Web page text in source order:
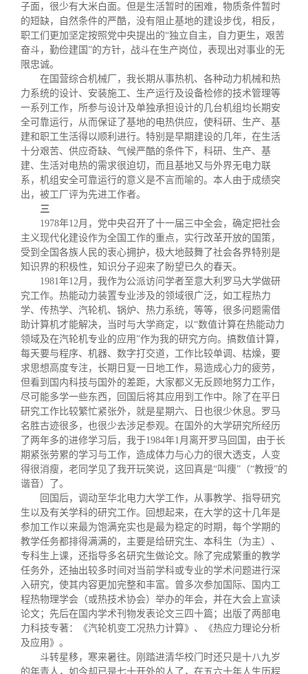
子面，很少有大米白面。但是生活暂时的困难，物质条件暂时
的短缺，自然条件的严酷，没有阻止基地的建设步伐，相反，
职工们更加坚定按照党中央提出的“独立自主，自力更生，艰苦
奋斗，勤俭建国”的方针，战斗在生产岗位，表现出对事业的无
限忠诚。
在国营综合机械厂，我长期从事热机、各种动力机械和热
力系统的设计、安装施工、生产运行及设备检修的技术管理等
一系列工作，所参与设计及单独承担设计的几台机组均长期安
全可靠运行，从而保证了基地的电热供应，使科研、生产、基
建和职工生活得以顺利进行。特别是早期建设的几年，在生活
十分艰苦、供应奇缺、气候严酷的条件下，科研、生产、基
建、生活对电热的需求很迫切，而且基地又与外界无电力联
系，机组安全可靠运行的意义是不言而喻的。本人由于成绩突
出，被工厂评为先进工作者。
三
1978年12月，党中央召开了十一届三中全会，确定把社会
主义现代化建设作为全国工作的重点，实行改革开放的国策，
受到全国各族人民的衷心拥护，极大地鼓舞了社会各界特别是
知识界的积极性，知识分子迎来了盼望已久的春天。
1981年12月，我作为公派访问学者至意大利罗马大学做研
究工作。热能动力装置专业涉及的领域很广泛，如工程热力
学、传热学、汽轮机、锅炉、热力系统，等等，很多问题需借
助计算机才能解决，当时与大学商定，以“数值计算在热能动力
领域及在汽轮机专业的应用”作为我的研究方向。搞数值计算，
每天要与程序、机器、数字打交道，工作比较单调、枯燥，要
求思想高度专注，长期日复一日地工作，易造成心力的疲劳，
但看到国内科技与国外的差距，大家都义无反顾地努力工作，
尽可能多学一些东西，回国后将其应用到工作中。除了在平日
研究工作比较繁忙紧张外，就是星期六、日也很少休息。罗马
名胜古迹很多，也很少去涉足参观。在国外的大学研究所经历
了两年多的进修学习后，我于1984年1月离开罗马回国，由于长
期紧张劳累的学习与工作，造成体力与心力的很大透支，人变
得很消瘦，老同学见了我开玩笑说，这回真是“叫痩”（“教授”的
谐音）了。
回国后，调动至华北电力大学工作，从事教学、指导研究
生以及有关学科的研究工作。回想起来，在大学的这十几年是
参加工作以来最为饱满充实也是最为稳定的时期，每个学期的
教学任务都排得满满的，主要是给研究生、本科生（为主）、
专科生上课，还指导多名研究生做论文。除了完成繁重的教学
任务外，还抽出较多时间对当前学科或专业的学术问题进行深
入研究，使其内容更加完整和丰富。曾多次参加国际、国内工
程热物理学会（或热技术协会）举办的年会，并在大会上宣读
论文；先后在国内学术刊物发表论文三四十篇；出版了两部电
力科技专著：《汽轮机变工况热力计算》、《热应力理论分析
及应用》。
斗转星移，寒来暑往。刚踏进清华校门时还只是十八九岁
的年青人，如今却已是七十开外的 人了，在五六十年人生历程